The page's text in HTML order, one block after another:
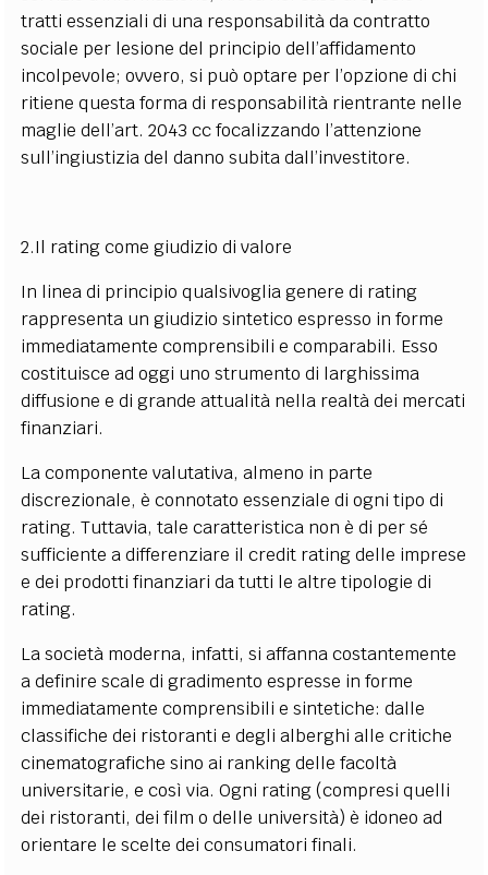
tratti essenziali di una responsabilità da contratto
sociale per lesione del principio dell’affidamento
incolpevole; ovvero, si può optare per l’opzione di chi
ritiene questa forma di responsabilità rientrante nelle
maglie dell’art. 2043 cc focalizzando l’attenzione
sull’ingiustizia del danno subita dall’investitore.
2.Il rating come giudizio di valore
In linea di principio qualsivoglia genere di rating
rappresenta un giudizio sintetico espresso in forme
immediatamente comprensibili e comparabili. Esso
costituisce ad oggi uno strumento di larghissima
diffusione e di grande attualità nella realtà dei mercati
finanziari.
La componente valutativa, almeno in parte
discrezionale, è connotato essenziale di ogni tipo di
rating. Tuttavia, tale caratteristica non è di per sé
sufficiente a differenziare il credit rating delle imprese
e dei prodotti finanziari da tutti le altre tipologie di
rating.
La società moderna, infatti, si affanna costantemente
a definire scale di gradimento espresse in forme
immediatamente comprensibili e sintetiche: dalle
classifiche dei ristoranti e degli alberghi alle critiche
cinematografiche sino ai ranking delle facoltà
universitarie, e così via. Ogni rating (compresi quelli
dei ristoranti, dei film o delle università) è idoneo ad
orientare le scelte dei consumatori finali.